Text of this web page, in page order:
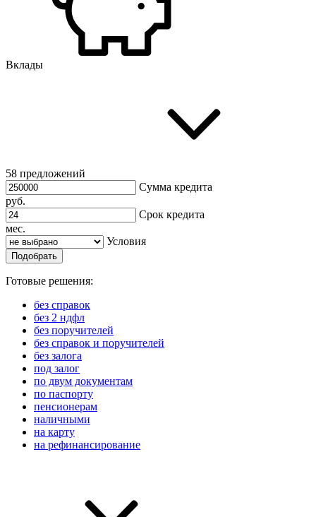
Вклады
58 предложений
Сумма кредита
руб.
Срок кредита
мес.
Условия
Подобрать
Готовые решения:
без справок
без 2 ндфл
без поручителей
без справок и поручителей
без залога
под залог
по двум документам
по паспорту
пенсионерам
наличными
на карту
на рефинансирование